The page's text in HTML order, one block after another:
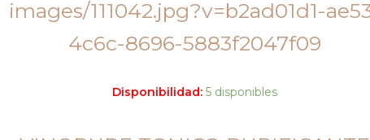
Disponibilidad: 5 disponibles